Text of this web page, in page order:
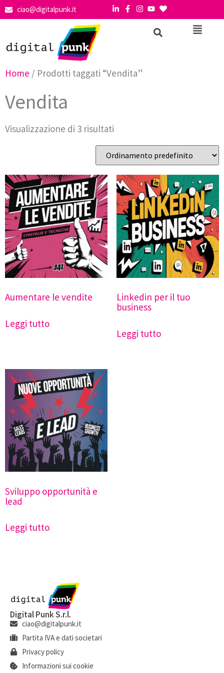
ciao@digitalpunk.it
Home / Prodotti taggati “Vendita”
Vendita
Visualizzazione di 3 risultati
Aumentare le vendite
Leggi tutto
Linkedin per il tuo
business
Leggi tutto
Sviluppo opportunità e
lead
Leggi tutto
Digital Punk S.r.l.
ciao@digitalpunk.it
Partita IVA e dati societari
Privacy policy
Informazioni sui cookie